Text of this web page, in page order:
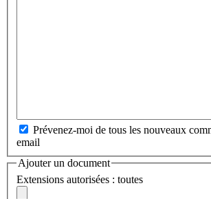
Prévenez-moi de tous les nouveaux
email
Ajouter un document
Extensions autorisées : toutes